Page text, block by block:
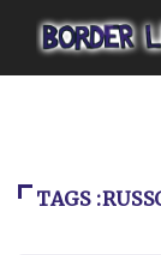
TAGS